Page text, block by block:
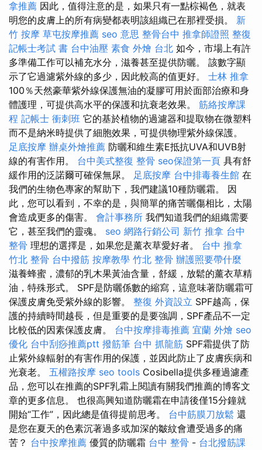
拿推薦 因此，值得注意的是，如果只有一點棕褐色，就表
明您的皮膚上的所有病變都表明該組織已在那裡受損。 新
竹 按摩 草屯按摩推薦 seo 意思 整骨台中 推拿師證照 整復
記帳士考試 書 台中油壓 素食 外燴 台北 如今，市場上有許
多準備工作可以補充水分，滋養甚至提供防曬。 該數字顯
示了它過濾紫外線的多少，因此較高的值更好。 士林 推拿
100％天然豪華紫外線保護無油的凝膠可用於面部治療和身
體護理，可提供高水平的保護和抗衰老效果。 筋絡按摩課
程 記帳士 衝刺班 它的基於植物的過濾器和提取物在微塑料
而不是納米時提供了細胞效果，可提供物理紫外線保護。
足底按摩 辦桌外燴推薦 防曬和維生素E抵抗UVA和UVB射
線的有害作用。 台中美式整復 整骨 seo保證第一頁 具有舒
緩作用的泛諾爾可確保無尿。 足底按摩 台中排毒養生館 在
我們的生物色專家的幫助下，我們建議10種防曬霜。 因
此，您可以看到，不幸的是，與簡單的痛苦曬傷相比，太陽
會造成更多的傷害。 會計事務所 我們知道我們的組織需要
它，甚至我們的靈魂。 seo 網路行銷公司 新竹 推拿 台中
整骨 理想的選擇是，如果您是薰衣草愛好者。 台中 推拿
竹北 整骨 台中撥筋 按摩教學 竹北 整骨 辦護照要帶什麼
滋養蜂蜜，濃郁的乳木果黃油含量，舒緩，放鬆的薰衣草精
油，特殊形式。 SPF是防曬係數的縮寫，這意味著防曬霜可
保護皮膚免受紫外線的影響。 整復 外資設立 SPF越高，保
護的持續時間越長，但是重要的是要強調，SPF產品不一定
比較低的因素保護皮膚。 台中按摩排毒推薦 宜蘭 外燴 seo
優化 台中刮痧推薦ptt 撥筋筆 台中 抓龍筋 SPF霜提供了防
止紫外線輻射的有害作用的保護，並因此防止了皮膚疾病和
光衰老。 五權路按摩 seo tools Cosibella提供多種過濾產
品，您可以在推薦的SPF乳霜上閱讀有關我們推薦的博客文
章的更多信息。 也很高興知道防曬霜在申請後僅15分鐘就
開始“工作”，因此總是值得提前思考。 台中筋膜刀放鬆 還
是您在夏天的色素沉著過多或加深的皺紋會遭受過多的痛
苦？ 台中按摩推薦 優質的防曬霜 台中 整骨 - 台北撥筋課